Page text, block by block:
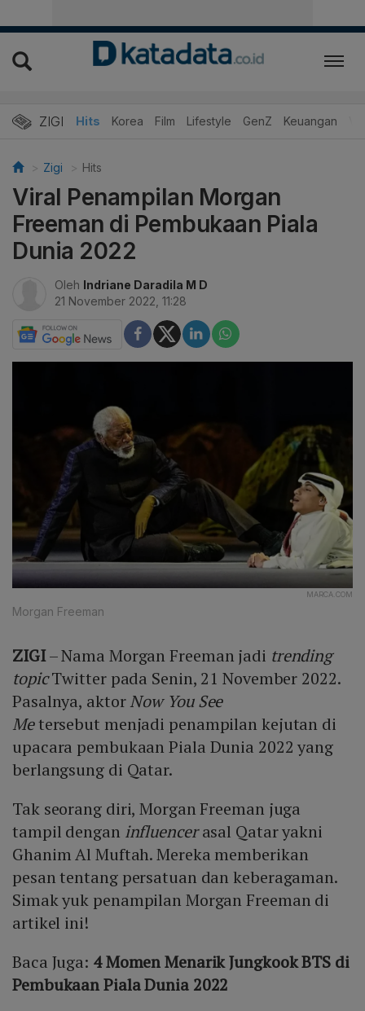
ZIGI Hits Korea Film Lifestyle GenZ Keuangan
Zigi Hits
Viral Penampilan Morgan
Freeman di Pembukaan Piala
Dunia 2022
Oleh Indriane Daradila M D
21 November 2022, 11:28
MARCA.COM
Morgan Freeman
ZIGI– Nama Morgan Freeman jadi trending
topicTwitter pada Senin, 21 November 2022.
Pasalnya, aktorNow You See
Metersebut menjadi penampilan kejutan di
upacara pembukaan Piala Dunia 2022 yang
berlangsung di Qatar.
Tak seorang diri, Morgan Freeman juga
tampil dengan influencerasal Qatar yakni
Ghanim Al Muftah. Mereka memberikan
pesan tentang persatuan dan keberagaman.
Simak yuk penampilan Morgan Freeman di
artikel ini!
Baca Juga: 4 Momen Menarik Jungkook BTS di
Pembukaan Piala Dunia 2022